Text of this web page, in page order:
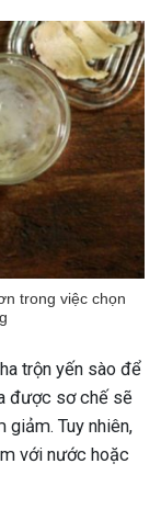
trong việc chọn
trộn yến sào để
được sơ chế sẽ
giảm. Tuy nhiên,
với nước hoặc